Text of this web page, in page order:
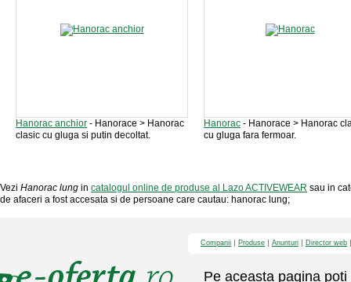
Hanorac anchior - Hanorace > Hanorac
clasic cu gluga si putin decoltat.
Hanorac - Hanorace > Hanorac
cu gluga fara fermoar.
Vezi Hanorac lung in catalogul online de produse al Lazo ACTIVEWEAR sau in
de afaceri a fost accesata si de persoane care cautau: hanorac lung;
Companii Produse Anunturi Director web
Pe aceasta pagina poti